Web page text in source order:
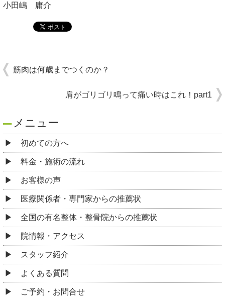
小田嶋 庸介
筋肉は何歳までつくのか？
肩がゴリゴリ鳴って痛い時はこれ！part1
メニュー
初めての方へ
料金・施術の流れ
お客様の声
医療関係者・専門家からの推薦状
全国の有名整体・整骨院からの推薦状
院情報・アクセス
スタッフ紹介
よくある質問
ご予約・お問合せ